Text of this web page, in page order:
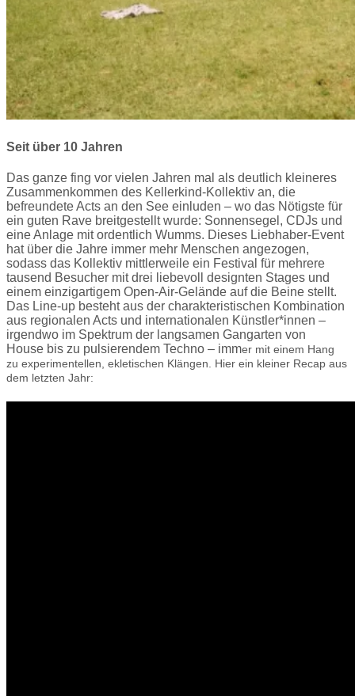
Seit über 10 Jahren
Das ganze fing vor vielen Jahren mal als deutlich kleineres
Zusammenkommen des Kellerkind-Kollektiv an, die
befreundete Acts an den See einluden – wo das Nötigste für
ein guten Rave breitgestellt wurde: Sonnensegel, CDJs und
eine Anlage mit ordentlich Wumms. Dieses Liebhaber-Event
hat über die Jahre immer mehr Menschen angezogen,
sodass das Kollektiv mittlerweile ein Festival für mehrere
tausend Besucher mit drei liebevoll designten Stages und
einem einzigartigem Open-Air-Gelände auf die Beine stellt.
Das Line-up besteht aus der charakteristischen Kombination
aus regionalen Acts und internationalen Künstler*innen –
irgendwo im Spektrum der langsamen Gangarten von
House bis zu pulsierendem Techno – immer mit einem Hang
zu experimentellen, ekletischen Klängen. Hier ein kleiner Recap aus
dem letzten Jahr: